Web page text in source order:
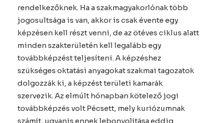
rendelkezőknek. Ha a szakmagyakorlónak több
jogosultsága is van, akkor is csak évente egy
képzésen kell részt venni, de az ötéves ciklus alatt
minden szakterületén kell legalább egy
továbbképzést teljesíteni. A képzéshez
szükséges oktatási anyagokat szakmai tagozatok
dolgozzák ki, a képzést területi kamarák
szervezik. Az elmúlt hónapban kötelező jogi
továbbképzés volt Pécsett, mely kuriózumnak
számít, ugyanis ennek lebonyolítása eddig